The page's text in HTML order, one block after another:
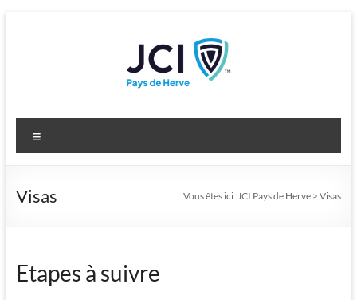
JCI Pays de Herve
Developing leaders for a changing world
Visas Vous êtes ici :JCI Pays de Herve >Visas
Etapes à suivre